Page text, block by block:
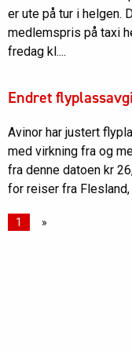
er ute på tur i helgen.
medlemspris på taxi
fredag kl....
Endret
Avinor har justert
med virkning fra og
fra denne datoen kr
for reiser fra
1 »